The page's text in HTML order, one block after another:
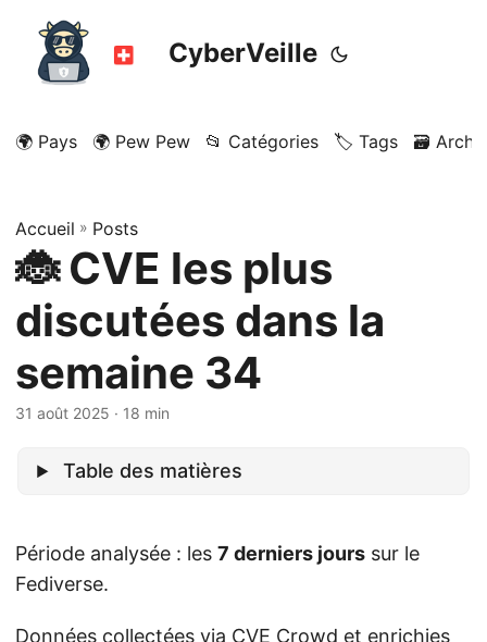
CyberVeille
🌍 Pays 🌍 Pew Pew 📂 Catégories 🏷️ Tags 🗃️
Accueil » Posts
🐞 CVE les plus
discutées dans la
semaine 34
31 août 2025 · 18 min
Table des matières
Période analysée : les 7 derniers jours sur le
Fediverse.
Données collectées via CVE Crowd et enrichies